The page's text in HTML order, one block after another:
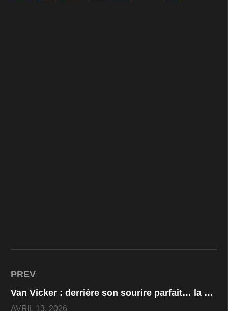
PREV
Van Vicker : derrière son sourire parfait… la vérité sur sa femme et sa famille va vous surprendre !
AVRIL 13, 2026